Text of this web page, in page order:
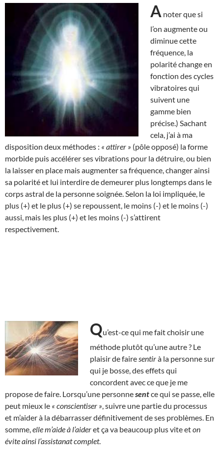
A noter que si
l’on augmente ou
diminue cette
fréquence, la
polarité change en
fonction des cycles
vibratoires qui
suivent une
gamme bien
précise.) Sachant
cela, j’ai à ma
disposition deux méthodes : « attirer » (pôle opposé) la forme
morbide puis accélérer ses vibrations pour la détruire, ou bien
la laisser en place mais augmenter sa fréquence, changer ainsi
sa polarité et lui interdire de demeurer plus longtemps dans le
corps astral de la personne soignée. Selon la loi impliquée, le
plus (+) et le plus (+) se repoussent, le moins (-) et le moins (-)
aussi, mais les plus (+) et les moins (-) s’attirent
respectivement.
Qu’est-ce qui me fait choisir une
méthode plutôt qu’une autre ? Le
plaisir de faire sentirà la personne sur
qui je bosse, des effets qui
concordent avec ce que je me
propose de faire. Lorsqu’une personnesentce qui se passe, elle
peut mieux le « conscientiser » , suivre une partie du processus
et m’aider à la débarrasser définitivement de ses problèmes. En
somme, elle m’aide à l’aideret ça va beaucoup plus vite eton
évite ainsi l’assistanat complet.